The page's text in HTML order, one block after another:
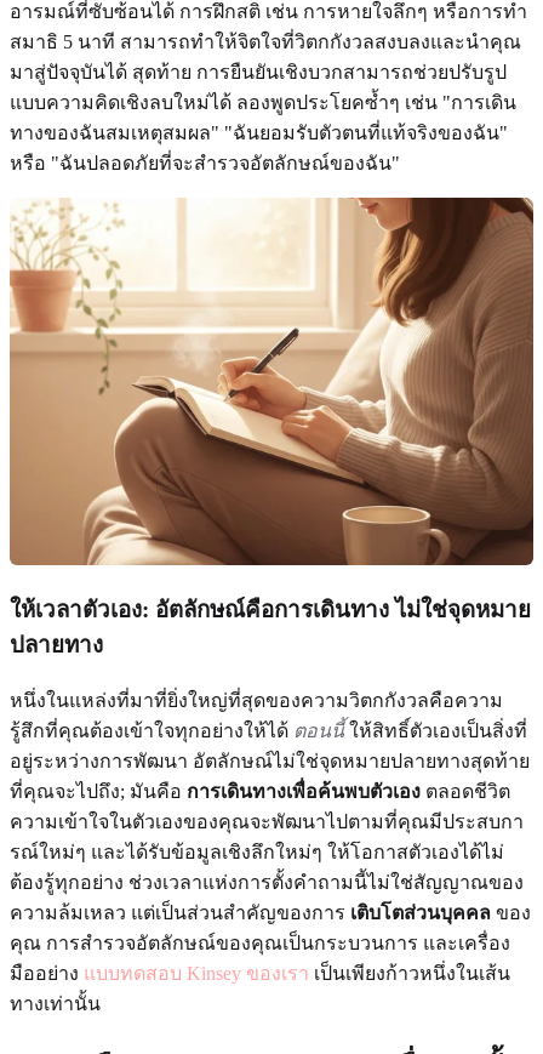
อารมณ์ที่ซับซ้อนได้ การฝึกสติ เช่น การหายใจลึกๆ หรือการทำ
สมาธิ 5 นาที สามารถทำให้จิตใจที่วิตกกังวลสงบลงและนำคุณ
มาสู่ปัจจุบันได้ สุดท้าย การยืนยันเชิงบวกสามารถช่วยปรับรูป
แบบความคิดเชิงลบใหม่ได้ ลองพูดประโยคซ้ำๆ เช่น "การเดิน
ทางของฉันสมเหตุสมผล" "ฉันยอมรับตัวตนที่แท้จริงของฉัน"
หรือ "ฉันปลอดภัยที่จะสำรวจอัตลักษณ์ของฉัน"
ให้เวลาตัวเอง: อัตลักษณ์คือการเดินทาง ไม่ใช่จุดหมาย
ปลายทาง
หนึ่งในแหล่งที่มาที่ยิ่งใหญ่ที่สุดของความวิตกกังวลคือความ
รู้สึกที่คุณต้องเข้าใจทุกอย่างให้ได้ ตอนนี้ให้สิทธิ์ตัวเองเป็นสิ่งที่
อยู่ระหว่างการพัฒนา อัตลักษณ์ไม่ใช่จุดหมายปลายทางสุดท้าย
ที่คุณจะไปถึง; มันคือ การเดินทางเพื่อค้นพบตัวเอง ตลอดชีวิต
ความเข้าใจในตัวเองของคุณจะพัฒนาไปตามที่คุณมีประสบกา
รณ์ใหม่ๆ และได้รับข้อมูลเชิงลึกใหม่ๆ ให้โอกาสตัวเองได้ไม่
ต้องรู้ทุกอย่าง ช่วงเวลาแห่งการตั้งคำถามนี้ไม่ใช่สัญญาณของ
ความล้มเหลว แต่เป็นส่วนสำคัญของการ เติบโตส่วนบุคคล ของ
คุณ การสำรวจอัตลักษณ์ของคุณเป็นกระบวนการ และเครื่อง
มืออย่าง แบบทดสอบ Kinsey ของเรา เป็นเพียงก้าวหนึ่งในเส้น
ทางเท่านั้น